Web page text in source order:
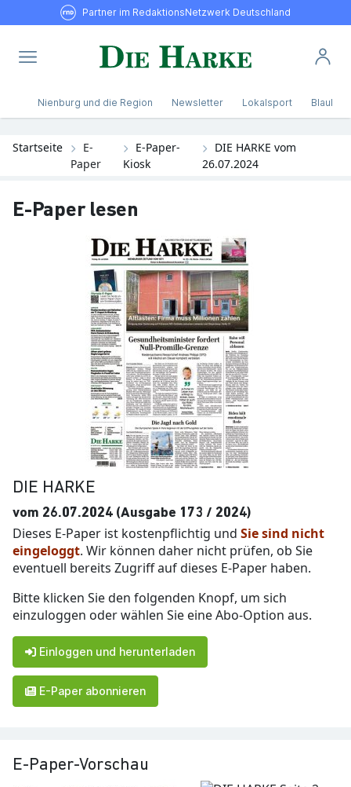
Partner im RedaktionsNetzwerk Deutschland
Nienburg und die Region Newsletter Lokalsport Blaulicht
Startseite
E-
Paper
E-Paper-
Kiosk
DIE HARKE vom
26.07.2024
E-Paper lesen
DIE HARKE
vom 26.07.2024 (Ausgabe 173 / 2024)
Dieses E-Paper ist kostenpflichtig und Sie sind nicht
eingeloggt. Wir können daher nicht prüfen, ob Sie
eventuell bereits Zugriff auf dieses E-Paper haben.
Bitte klicken Sie den folgenden Knopf, um sich
einzuloggen oder wählen Sie eine Abo-Option aus.
Einloggen und herunterladen
E-Paper abonnieren
E-Paper-Vorschau